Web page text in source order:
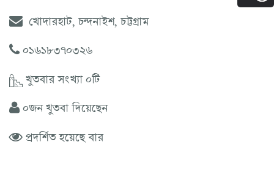
খোদারহাট, চন্দনাইশ, চট্টগ্রাম
০১৬১৮৩৭০৩২৬
খুতবার সংখ্যা ০টি
০জন খুতবা দিয়েছেন
প্রদর্শিত হয়েছে বার